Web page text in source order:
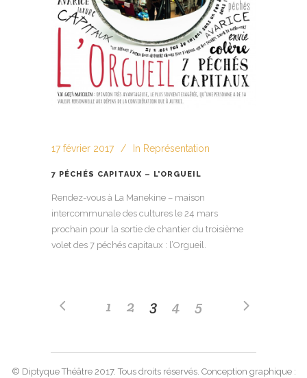
17 février 2017 In Représentation
7 PÉCHÉS CAPITAUX – L’ORGUEIL
Rendez-vous à La Manekine – maison
intercommunale des cultures le 24 mars
prochain pour la sortie de chantier du troisième
volet des 7 péchés capitaux : l’Orgueil.
1 2 3 4 5
© Diptyque Théâtre 2017. Tous droits réservés. Conception graphique :